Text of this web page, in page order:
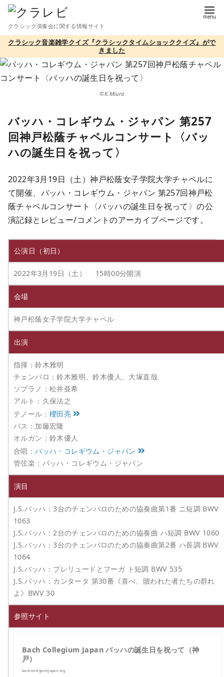
テ
ツ
へ
クラシック演奏会に関する情報サイト
クラシック音楽雑学クイズ『クラシックタイムショッククイズ』がで
きました
©K.Miura
バッハ・コレギウム・ジャパン 第257
回神戸松蔭チャペルコンサート〈バッ
ハの誕生日を祝って〉
2022年3月19日（土）神戸松蔭女子学院大学チャペルに
て開催、バッハ・コレギウム・ジャパン 第257回神戸松
蔭チャペルコンサート〈バッハの誕生日を祝って〉の公
演記録とレビュー/コメントのアーカイブページです。
公演日（初日）
2022年3月19日（土） 15時00分開演
会場
神戸松蔭女子学院大学チャペル
出演
指揮：鈴木雅明
チェンバロ：鈴木雅明、鈴木優人、大塚直哉
ソプラノ：松井亜希
アルト：久保法之
テノール： 櫻田亮
バス：加藤宏隆
オルガン：鈴木優人
合唱：バッハ・コレギウム・ジャパン
管弦楽：バッハ・コレギウム・ジャパン
演目
J.S.バッハ：3台のチェンバロのための協奏曲第1番 ニ短調 BWV
1063
J.S.バッハ：2台のチェンバロのための協奏曲 ハ短調 BWV 1060
J.S.バッハ：3台のチェンバロのための協奏曲第2番 ハ長調 BWV
1064
J.S.バッハ：プレリュードとフーガ ト短調 BWV 535
J.S.バッハ：カンタータ 第30番《喜べ、贖われた者たちの群れ
よ》BWV 30
参照サイト
Bach Collegium Japan バッハの誕生日を祝って（神
戸）
bachcollegiumjapan.org